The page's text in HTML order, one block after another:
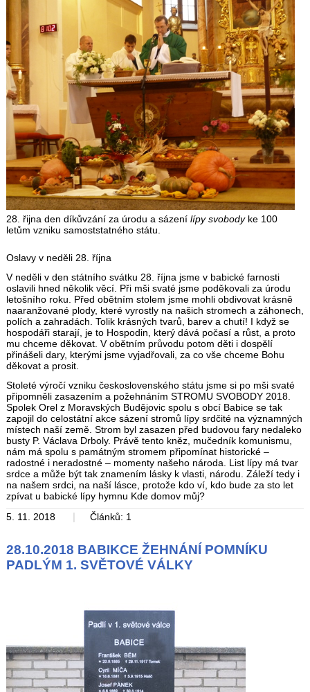
28. řijna den díkůvzání za úrodu a sázení lípy svobody ke 100
letům vzniku samoststatného státu.
Oslavy v neděli 28. října
V neděli v den státního svátku 28. října jsme v babické farnosti
oslavili hned několik věcí. Při mši svaté jsme poděkovali za úrodu
letošního roku. Před obětním stolem jsme mohli obdivovat krásně
naaranžované plody, které vyrostly na našich stromech a záhonech,
polích a zahradách. Tolik krásných tvarů, barev a chutí! I když se
hospodáři starají, je to Hospodin, který dává počasí a růst, a proto
mu chceme děkovat. V obětním průvodu potom děti i dospělí
přinášeli dary, kterými jsme vyjadřovali, za co vše chceme Bohu
děkovat a prosit.
Stoleté výročí vzniku československého státu jsme si po mši svaté
připomněli zasazením a požehnáním STROMU SVOBODY 2018.
Spolek Orel z Moravských Budějovic spolu s obcí Babice se tak
zapojil do celostátní akce sázení stromů lípy srdčité na významných
místech naší země. Strom byl zasazen před budovou fary nedaleko
busty P. Václava Drboly. Právě tento kněz, mučedník komunismu,
nám má spolu s památným stromem připomínat historické –
radostné i neradostné – momenty našeho národa. List lípy má tvar
srdce a může být tak znamením lásky k vlasti, národu. Záleží tedy i
na našem srdci, na naší lásce, protože kdo ví, kdo bude za sto let
zpívat u babické lípy hymnu Kde domov můj?
5. 11. 2018
| Článků: 1
28.10.2018 BABIKCE ŽEHNÁNÍ POMNÍKU
PADLÝM 1. SVĚTOVÉ VÁLKY